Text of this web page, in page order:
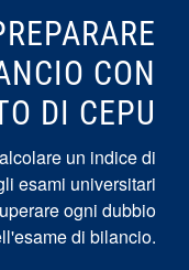
CON
DI CEPU
un indice di
esami universitari
ogni dubbio
di bilancio.